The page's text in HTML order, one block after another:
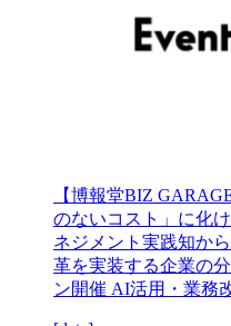
【博報堂BIZ
のないコスト」に化
ネジメント実践知か
革を実装する企業の
ン開催 AI活用・業務